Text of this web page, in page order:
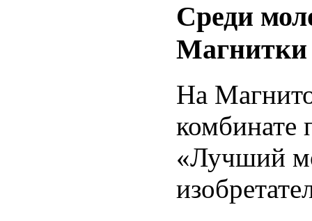
Среди
На
комбинате
«Лучший